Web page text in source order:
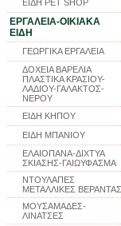
ΕΙΔΗ PET SHOP
ΕΡΓΑΛΕΙΑ-ΟΙΚΙΑΚΑ
ΕΙΔΗ
ΓΕΩΡΓΙΚΑ ΕΡΓΑΛΕΙΑ
ΔΟΧΕΙΑ ΒΑΡΕΛΙΑ
ΠΛΑΣΤΙΚΑ ΚΡΑΣΙΟΥ-
ΛΑΔΙΟΥ-ΓΑΛΑΚΤΟΣ-
ΝΕΡΟΥ
ΕΙΔΗ ΚΗΠΟΥ
ΕΙΔΗ ΜΠΑΝΙΟΥ
ΕΛΑΙΟΠΑΝΑ-ΔΙΧΤΥΑ
ΣΚΙΑΣΗΣ-ΓΑΙΩΥΦΑΣΜΑ
ΝΤΟΥΛΑΠΕΣ
ΜΕΤΑΛΛΙΚΕΣ ΒΕΡΑΝΤΑΣ
ΜΟΥΣΑΜΑΔΕΣ-
ΛΙΝΑΤΣΕΣ